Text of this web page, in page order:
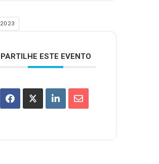
2023
PARTILHE ESTE EVENTO